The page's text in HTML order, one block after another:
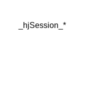
_hjSession_*